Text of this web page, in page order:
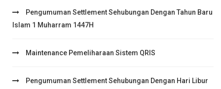
Pengumuman Settlement Sehubungan Dengan Tahun Baru
Islam 1 Muharram 1447H
Maintenance Pemeliharaan Sistem QRIS
Pengumuman Settlement Sehubungan Dengan Hari Libur